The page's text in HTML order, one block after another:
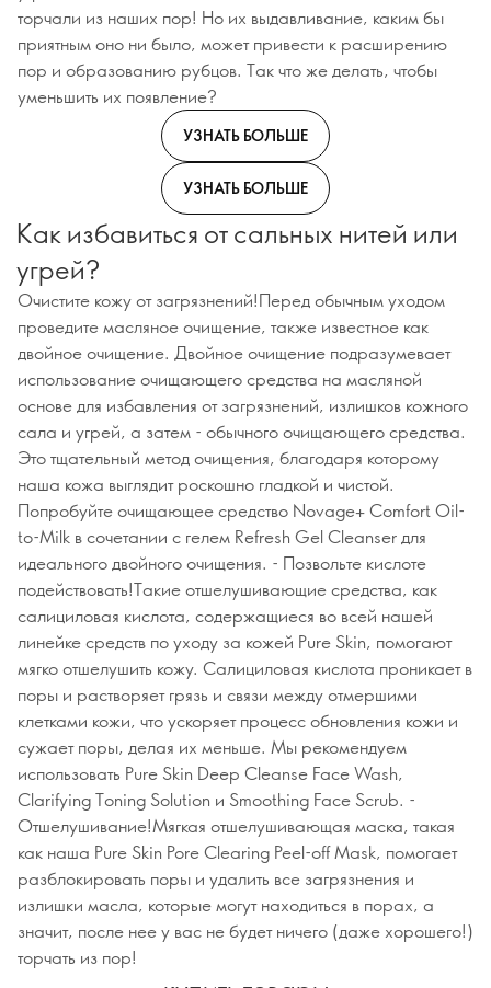
торчали из наших пор! Но их выдавливание, каким бы
приятным оно ни было, может привести к расширению
пор и образованию рубцов. Так что же делать, чтобы
уменьшить их появление?
УЗНАТЬ БОЛЬШЕ
УЗНАТЬ БОЛЬШЕ
Как избавиться от сальных нитей или
угрей?
Очистите кожу от загрязнений!Перед обычным уходом
проведите масляное очищение, также известное как
двойное очищение. Двойное очищение подразумевает
использование очищающего средства на масляной
основе для избавления от загрязнений, излишков кожного
сала и угрей, а затем - обычного очищающего средства.
Это тщательный метод очищения, благодаря которому
наша кожа выглядит роскошно гладкой и чистой.
Попробуйте очищающее средство Novage+ Comfort Oil-
to-Milk в сочетании с гелем Refresh Gel Cleanser для
идеального двойного очищения. - Позвольте кислоте
подействовать!Такие отшелушивающие средства, как
салициловая кислота, содержащиеся во всей нашей
линейке средств по уходу за кожей Pure Skin, помогают
мягко отшелушить кожу. Салициловая кислота проникает в
поры и растворяет грязь и связи между отмершими
клетками кожи, что ускоряет процесс обновления кожи и
сужает поры, делая их меньше. Мы рекомендуем
использовать Pure Skin Deep Cleanse Face Wash,
Clarifying Toning Solution и Smoothing Face Scrub. -
Отшелушивание!Мягкая отшелушивающая маска, такая
как наша Pure Skin Pore Clearing Peel-off Mask, помогает
разблокировать поры и удалить все загрязнения и
излишки масла, которые могут находиться в порах, а
значит, после нее у вас не будет ничего (даже хорошего!)
торчать из пор!